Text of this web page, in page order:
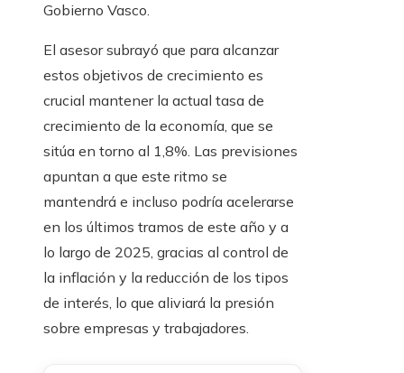
Gobierno Vasco.
El asesor subrayó que para alcanzar
estos objetivos de crecimiento es
crucial mantener la actual tasa de
crecimiento de la economía, que se
sitúa en torno al 1,8%. Las previsiones
apuntan a que este ritmo se
mantendrá e incluso podría acelerarse
en los últimos tramos de este año y a
lo largo de 2025, gracias al control de
la inflación y la reducción de los tipos
de interés, lo que aliviará la presión
sobre empresas y trabajadores.